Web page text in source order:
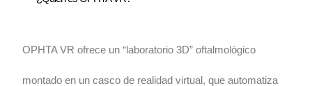
OPHTA VR ofrece un “laboratorio 3D” oftalmológico
montado en un casco de realidad virtual, que automatiza